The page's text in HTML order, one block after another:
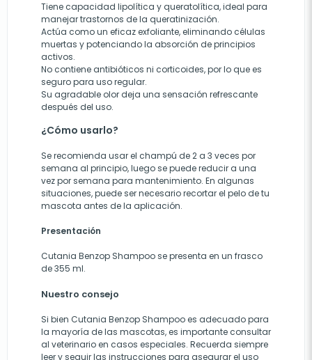
Tiene capacidad lipolítica y queratolítica, ideal para
manejar trastornos de la queratinización.
Actúa como un eficaz exfoliante, eliminando células
muertas y potenciando la absorción de principios
activos.
No contiene antibióticos ni corticoides, por lo que es
seguro para uso regular.
Su agradable olor deja una sensación refrescante
después del uso.
¿Cómo usarlo?
Se recomienda usar el champú de 2 a 3 veces por
semana al principio, luego se puede reducir a una
vez por semana para mantenimiento. En algunas
situaciones, puede ser necesario recortar el pelo de tu
mascota antes de la aplicación.
Presentación
Cutania Benzop Shampoo se presenta en un frasco
de 355 ml.
Nuestro consejo
Si bien Cutania Benzop Shampoo es adecuado para
la mayoría de las mascotas, es importante consultar
al veterinario en casos especiales. Recuerda siempre
leer y seguir las instrucciones para asegurar el uso